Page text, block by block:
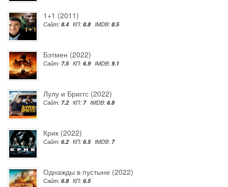
1+1 (2011)
Сайт: 8.4 КП: 8.8 IMDB: 8.5
Бэтмен (2022)
Сайт: 7.5 КП: 6.9 IMDB: 9.1
Лулу и Бриггс (2022)
Сайт: 7.2 КП: 7 IMDB: 6.8
Крик (2022)
Сайт: 6.2 КП: 6.5 IMDB: 7
Однажды в пустыне (2022)
Сайт: 6.8 КП: 6.5